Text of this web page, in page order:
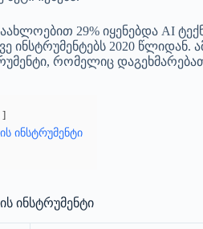
29% იყენებდა AI
ინსტრუმენტებს 2020
რომელიც
ინსტრუმენტი
ინსტრუმენტი